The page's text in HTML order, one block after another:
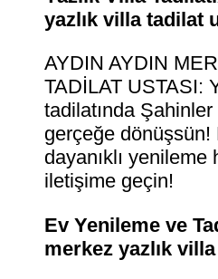
yazlık villa tadilat
AYDIN AYDIN
TADİLAT USTASI:
tadilatında
gerçeğe
dayanıklı
iletişime geçin!
Ev Yenileme ve
merkez yazlık